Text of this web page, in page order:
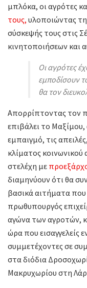
μπλόκα, οι αγρότες
τους, υλοποιώντας
σύσκεψής τους στις
κινητοποιήσεων και
Οι αγρότες
εμποδίσουν
θα τον
Απορρίπτοντας τον
επιβάλει το Μαξίμου,
εμπαιγμό, τις
κλίματος
στελέχη με
διαμηνύουν ότι θα
βασικά αιτήματα
πρωθυπουργός
αγώνα των αγροτών,
ώρα που εισαγγελείς
συμμετέχοντες σε
στα διόδια
Μακρυχωρίου στη